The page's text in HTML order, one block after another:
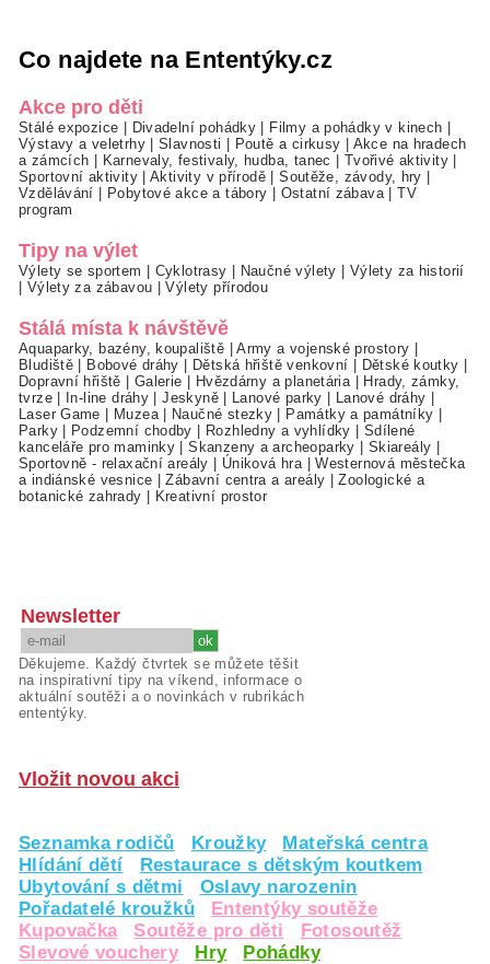
Co najdete na Ententýky.cz
Akce pro děti
Stálé expozice Divadelní pohádky Filmy a pohádky v kinech
Výstavy a veletrhy|Slavnosti Poutě a cirkusy
Akce na hradech
a zámcích
Karnevaly, festivaly, hudba, tanec Tvořivé aktivity
Sportovní aktivity|Aktivity v přírodě |Soutěže, závody, hry
Vzdělávání
Pobytové akce a tábory Ostatní zábava|TV
program
Tipy na výlet
Výlety se sportem Cyklotrasy Naučné výlety
Výlety za historií
Výlety za zábavou |Výlety přírodou
Stálá místa k návštěvě
Aquaparky, bazény, koupaliště |Army a vojenské prostory
Bludiště
Bobové dráhy Dětská hřiště venkovní Dětské koutky
Dopravní hřiště
Galerie Hvězdárny a planetária|
Hrady, zámky,
tvrze| In-line dráhy |Jeskyně| Lanové parky Lanové dráhy
Laser Game
Muzea| Naučné stezky Památky a památníky
Parky| Podzemní chodby Rozhledny a vyhlídky
Sdílené
kanceláře pro maminky |Skanzeny a archeoparky Skiareály
Sportovně - relaxační areály
Úniková hra|Westernová městečka
a indiánské vesnice |Zábavní centra a areály |Zoologické a
botanické zahrady
Kreativní prostor
Newsletter
Děkujeme. Každý čtvrtek se můžete těšit
na inspirativní tipy na víkend, informace o
aktuální soutěži a o novinkách v rubrikách
ententýky.
Vložit novou akci
Seznamka rodičů Kroužky
Mateřská centra
Hlídání dětí
Restaurace s dětským koutkem
Ubytování s dětmi
Oslavy narozenin
Pořadatelé kroužků
Ententýky soutěže
Kupovačka
Soutěže pro děti
Fotosoutěž
Slevové vouchery
Hry Pohádky